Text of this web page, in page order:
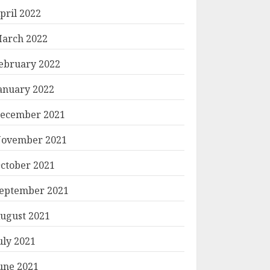
2022
2022
2022
2022
2021
2021
2021
2021
2021
2021
2021